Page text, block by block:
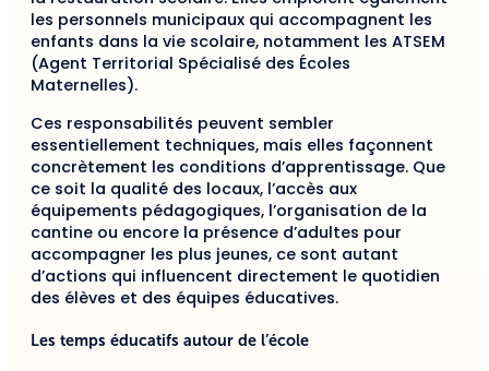
les personnels municipaux qui accompagnent les
enfants dans la vie scolaire, notamment les ATSEM
(Agent Territorial Spécialisé des Écoles
Maternelles).
Ces responsabilités peuvent sembler
essentiellement techniques, mais elles façonnent
concrètement les conditions d’apprentissage. Que
ce soit la qualité des locaux, l’accès aux
équipements pédagogiques, l’organisation de la
cantine ou encore la présence d’adultes pour
accompagner les plus jeunes, ce sont autant
d’actions qui influencent directement le quotidien
des élèves et des équipes éducatives.
Les temps éducatifs autour de l’école